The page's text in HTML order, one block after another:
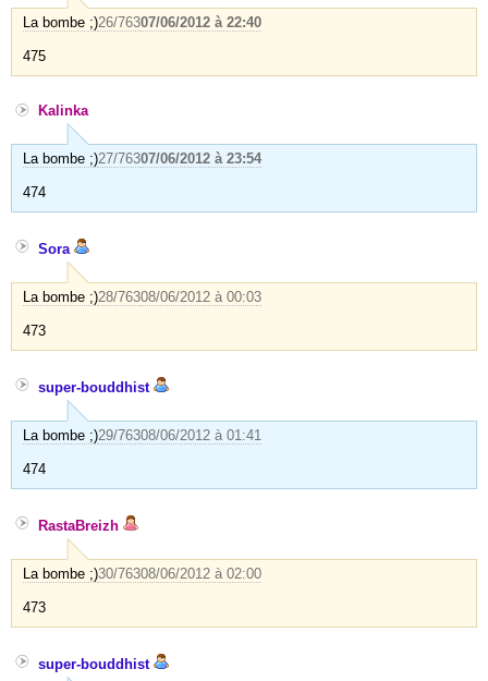
La bombe ;)26/76307/06/2012 à 22:40
475
Kalinka
La bombe ;)27/76307/06/2012 à 23:54
474
Sora
La bombe ;)28/76308/06/2012 à 00:03
473
super-bouddhist
La bombe ;)29/76308/06/2012 à 01:41
474
RastaBreizh
La bombe ;)30/76308/06/2012 à 02:00
473
super-bouddhist